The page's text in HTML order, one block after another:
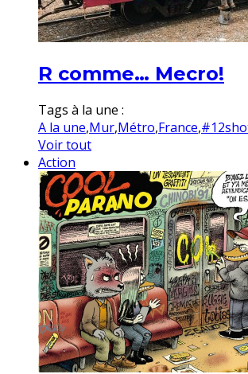
R comme… Mecro!
Tags à la une :
A la une,Mur,Métro,France,
Voir tout
Action